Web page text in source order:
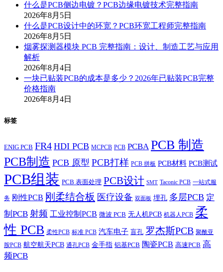
什么是PCB侧边电镀？PCB边缘电镀技术完整指南
2026年8月5日
什么是PCB设计中的环宽？PCB环宽工程师完整指南
2026年8月5日
烟雾探测器模块 PCB 完整指南：设计、制造工艺与应用
解析
2026年8月4日
一块已贴装PCB的成本是多少？2026年已贴装PCB完整
价格指南
2026年8月4日
标签
ENIG PCB FR4 HDI PCB MCPCB PCB PCBA PCB 制造
PCB制造 PCB 原型 PCB打样 PCB 拼板 PCB材料 PCB测试
PCB组装 PCB 表面处理 PCB设计 SMT Taconic PCB 一站式服
务 刚性PCB 刚柔结合板 医疗设备 双面板 埋孔 多层PCB 定
制PCB 射频 工业控制PCB 微波 PCB 无人机PCB 机器人PCB 柔
性 PCB 柔性PCB 标准 PCB 汽车电子 盲孔 罗杰斯PCB 聚酰亚
胺PCB 航空航天PCB 通孔PCB 金手指 铝基PCB 陶瓷PCB 高速PCB 高
频PCB